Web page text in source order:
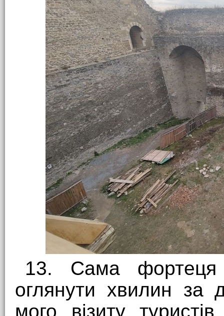
13. Сама фортеця
оглянути хвилин за
мого візиту